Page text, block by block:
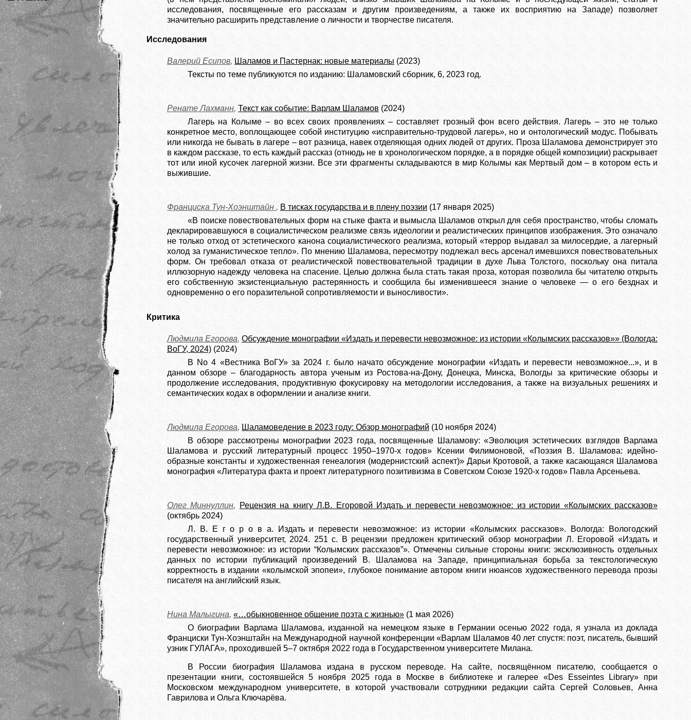
исследования, посвященные его рассказам и другим произведениям, а также их восприятию на Западе) позволяет
значительно расширить представление о личности и творчестве писателя.
Исследования
Валерий Есипов, Шаламов и Пастернак: новые материалы (2023)
Тексты по теме публикуются по изданию: Шаламовский сборник, 6, 2023 год.
Ренате Лахманн, Текст как событие: Варлам Шаламов (2024)
Лагерь на Колыме – во всех своих проявлениях – составляет грозный фон всего действия. Лагерь – это не только
конкретное место, воплощающее собой институцию «исправительно-трудовой лагерь», но и онтологический модус. Побывать
или никогда не бывать в лагере – вот разница, навек отделяющая одних людей от других. Проза Шаламова демонстрирует это
в каждом рассказе, то есть каждый рассказ (отнюдь не в хронологическом порядке, а в порядке общей композиции) раскрывает
тот или иной кусочек лагерной жизни. Все эти фрагменты складываются в мир Колымы как Мертвый дом – в котором есть и
выжившие.
Франциска Тун-Хоэнштайн , В тисках государства и в плену поэзии (17 января 2025)
«В поиске повествовательных форм на стыке факта и вымысла Шаламов открыл для себя пространство, чтобы сломать
декларировавшуюся в социалистическом реализме связь идеологии и реалистических принципов изображения. Это означало
не только отход от эстетического канона социалистического реализма, который «террор выдавал за милосердие, а лагерный
холод за гуманистическое тепло». По мнению Шаламова, пересмотру подлежал весь арсенал имевшихся повествовательных
форм. Он требовал отказа от реалистической повествовательной традиции в духе Льва Толстого, поскольку она питала
иллюзорную надежду человека на спасение. Целью должна была стать такая проза, которая позволила бы читателю открыть
его собственную экзистенциальную растерянность и сообщила бы изменившееся знание о человеке — о его безднах и
одновременно о его поразительной сопротивляемости и выносливости».
Критика
Людмила Егорова, Обсуждение монографии «Издать и перевести невозможное: из истории «Колымских рассказов»» (Вологда:
ВоГУ, 2024) (2024)
В No 4 «Вестника ВоГУ» за 2024 г. было начато обсуждение монографии «Издать и перевести невозможное...», и в
данном обзоре – благодарность автора ученым из Ростова-на-Дону, Донецка, Минска, Вологды за критические обзоры и
продолжение исследования, продуктивную фокусировку на методологии исследования, а также на визуальных решениях и
семантических кодах в оформлении и анализе книги.
Людмила Егорова, Шаламоведение в 2023 году: Обзор монографий (10 ноября 2024)
В обзоре рассмотрены монографии 2023 года, посвященные Шаламову: «Эволюция эстетических взглядов Варлама
Шаламова и русский литературный процесс 1950–1970-х годов» Ксении Филимоновой, «Поэзия В. Шаламова: идейно-
образные константы и художественная генеалогия (модернистский аспект)» Дарьи Кротовой, а также касающаяся Шаламова
монография «Литература факта и проект литературного позитивизма в Советском Союзе 1920-х годов» Павла Арсеньева.
Олег Миннуллин,
Рецензия на книгу Л.В. Егоровой Издать и перевести невозможное: из истории «Колымских рассказов»
(октябрь 2024)
Л. В. Е г о р о в а. Издать и перевести невозможное: из истории «Колымских рассказов». Вологда: Вологодский
государственный университет, 2024. 251 с. В рецензии предложен критический обзор монографии Л. Егоровой «Издать и
перевести невозможное: из истории “Колымских рассказов”». Отмечены сильные стороны книги: эксклюзивность отдельных
данных по истории публикаций произведений В. Шаламова на Западе, принципиальная борьба за текстологическую
корректность в издании «колымской эпопеи», глубокое понимание автором книги нюансов художественного перевода прозы
писателя на английский язык.
Нина Малыгина, «…обыкновенное общение поэта с жизнью» (1 мая 2026)
О биографии Варлама Шаламова, изданной на немецком языке в Германии осенью 2022 года, я узнала из доклада
Франциски Тун-Хоэнштайн на Международной научной конференции «Варлам Шаламов 40 лет спустя: поэт, писатель, бывший
узник ГУЛАГА», проходившей 5–7 октября 2022 года в Государственном университете Милана.
В России биография Шаламова издана в русском переводе. На сайте, посвящённом писателю, сообщается о
презентации книги, состоявшейся 5 ноября 2025 года в Москве в библиотеке и галерее «Des Esseintes Library» при
Московском международном университете, в которой участвовали сотрудники редакции сайта Сергей Соловьев, Анна
Гаврилова и Ольга Ключарёва.